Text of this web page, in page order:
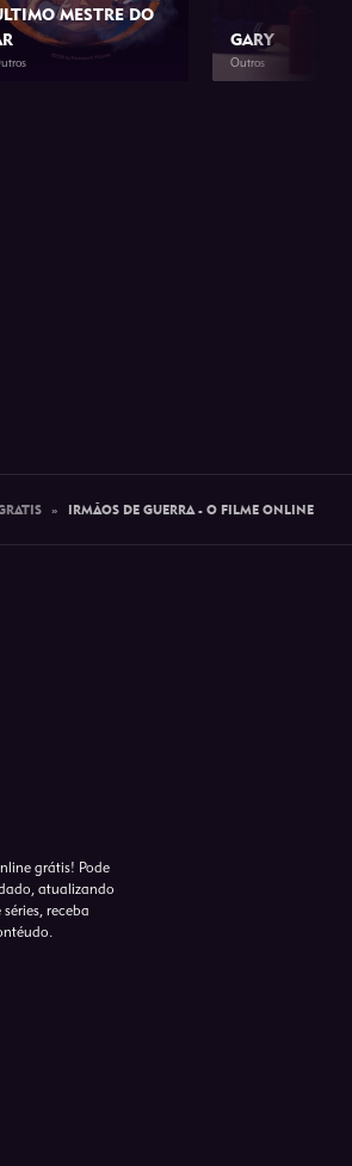
MESTRE DO
GARY
Outros
» IRMÃOS DE GUERRA - O FILME ONLINE
grátis! Pode
atualizando
receba